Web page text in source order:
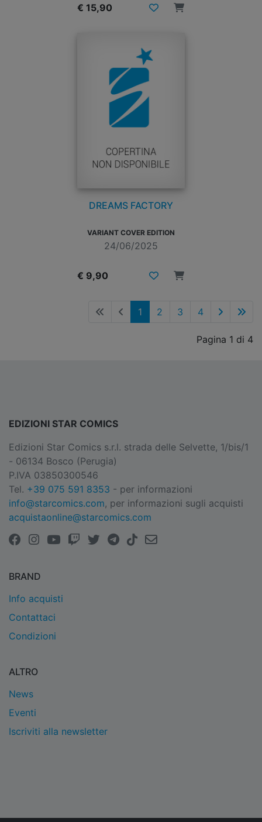
€ 15,90
DREAMS FACTORY
VARIANT COVER EDITION
24/06/2025
€ 9,90
1 2 3 4
Pagina 1 di 4
EDIZIONI STAR COMICS
Edizioni Star Comics s.r.l. strada delle Selvette, 1/bis/1
- 06134 Bosco (Perugia)
P.IVA 03850300546
Tel. +39 075 591 8353 - per informazioni
info@starcomics.com, per informazioni sugli acquisti
acquistaonline@starcomics.com
BRAND
Info acquisti
Contattaci
Condizioni
ALTRO
News
Eventi
Iscriviti alla newsletter